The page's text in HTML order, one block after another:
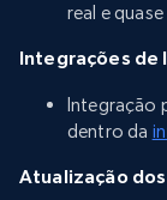
real e
Integrações de
Integração
dentro da
Atualização